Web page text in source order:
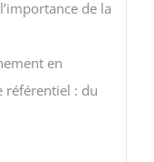
de la
en
référentiel : du